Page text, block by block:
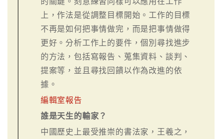
上，作法是從調整目標開始。工作的目標
不再是如何把事情做完，而是把事情做得
更好。分析工作上的要件，個別尋找進步
的方法，包括寫報告、蒐集資料、談判、
提案等，並且尋找回饋以作為改進的依
據。
編輯室報告
誰是天生的輸家？
中國歷史上最受推崇的書法家，王羲之，